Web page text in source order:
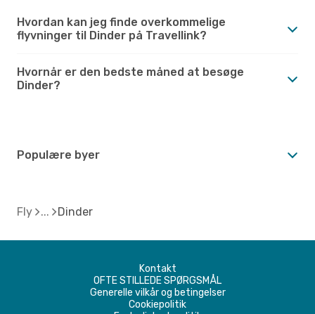
Hvordan kan jeg finde overkommelige
flyvninger til Dinder på Travellink?
Hvornår er den bedste måned at besøge
Dinder?
Populære byer
Fly Dinder
Kontakt
OFTE STILLEDE SPØRGSMÅL
Generelle vilkår og betingelser
Cookiepolitik